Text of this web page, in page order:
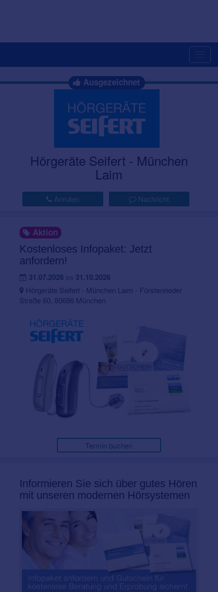
Ausgezeichnet
Hörgeräte Seifert - München
Laim
Anrufen Nachricht
Aktion
Kostenloses Infopaket: Jetzt
anfordern!
31.07.2026 bis 31.10.2026
Hörgeräte Seifert - München Laim - Fürstenrieder
Straße 60, 80686 München
Termin buchen
Informieren Sie sich über gutes Hören
mit unseren modernen Hörsystemen